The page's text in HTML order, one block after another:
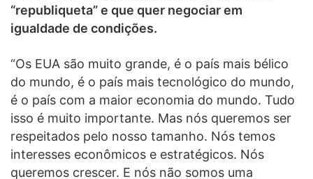
“republiqueta” e que quer negociar em
igualdade de condições.
“Os EUA são muito grande, é o país mais bélico
do mundo, é o país mais tecnológico do mundo,
é o país com a maior economia do mundo. Tudo
isso é muito importante. Mas nós queremos ser
respeitados pelo nosso tamanho. Nós temos
interesses econômicos e estratégicos. Nós
queremos crescer. E nós não somos uma